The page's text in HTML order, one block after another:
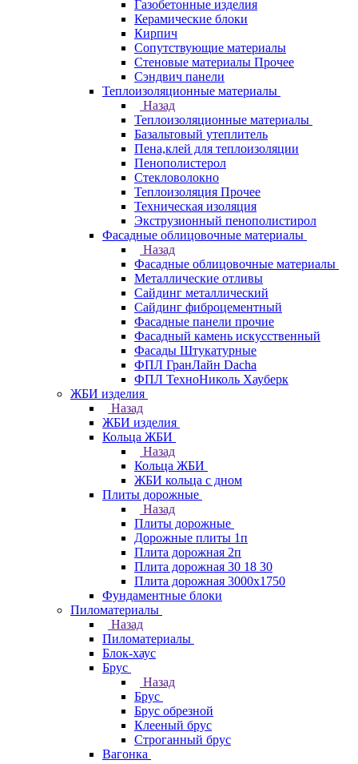
Газобетонные изделия
Керамические блоки
Кирпич
Сопутствующие материалы
Стеновые материалы Прочее
Сэндвич панели
Теплоизоляционные материалы
Назад
Теплоизоляционные материалы
Базальтовый утеплитель
Пена,клей для теплоизоляции
Пенополистерол
Стекловолокно
Теплоизоляция Прочее
Техническая изоляция
Экструзионный пенополистирол
Фасадные облицовочные материалы
Назад
Фасадные облицовочные материалы
Металлические отливы
Сайдинг металлический
Сайдинг фиброцементный
Фасадные панели прочие
Фасадный камень искусственный
Фасады Штукатурные
ФПЛ ГранЛайн Dacha
ФПЛ ТехноНиколь Хауберк
ЖБИ изделия
Назад
ЖБИ изделия
Кольца ЖБИ
Назад
Кольца ЖБИ
ЖБИ кольца с дном
Плиты дорожные
Назад
Плиты дорожные
Дорожные плиты 1п
Плита дорожная 2п
Плита дорожная 30 18 30
Плита дорожная 3000х1750
Фундаментные блоки
Пиломатериалы
Назад
Пиломатериалы
Блок-хаус
Брус
Назад
Брус
Брус обрезной
Клееный брус
Строганный брус
Вагонка